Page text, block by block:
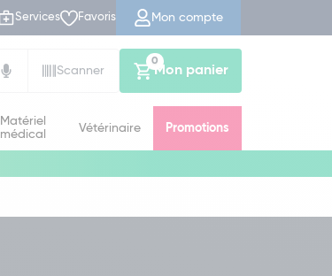
Services Favoris Mon compte
Scanner
Mon panier
0
Matériel
médical
Vétérinaire Promotions